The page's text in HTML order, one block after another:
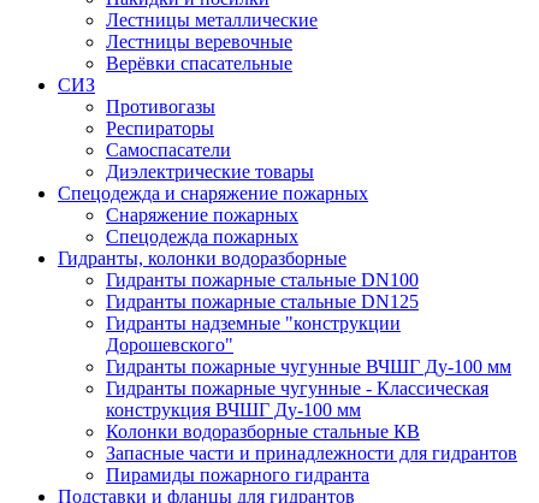
Лестницы металлические
Лестницы веревочные
Верёвки спасательные
СИЗ
Противогазы
Респираторы
Самоспасатели
Диэлектрические товары
Спецодежда и снаряжение пожарных
Снаряжение пожарных
Спецодежда пожарных
Гидранты, колонки водоразборные
Гидранты пожарные стальные DN100
Гидранты пожарные стальные DN125
Гидранты надземные "конструкции
Дорошевского"
Гидранты пожарные чугунные ВЧШГ Ду-100 мм
Гидранты пожарные чугунные - Классическая
конструкция ВЧШГ Ду-100 мм
Колонки водоразборные стальные КВ
Запасные части и принадлежности для гидрантов
Пирамиды пожарного гидранта
Подставки и фланцы для гидрантов